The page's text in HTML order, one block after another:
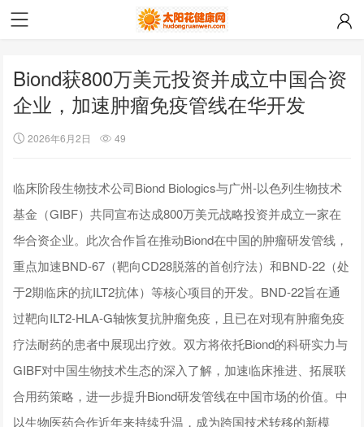
Biond获800万美元投资并成立中国合资
企业，加速肿瘤免疫管线在华开发
2026年6月2日 49
临床阶段生物技术公司Biond Biologics与广州-以色列生物技术
基金（GIBF）共同宣布达成800万美元战略投资并成立一家在
华合资企业。此次合作旨在推动Biond在中国的肿瘤研发管线，
重点加速BND-67（靶向CD28脱落的首创疗法）和BND-22（处
于2期临床的抗ILT2抗体）等核心项目的开发。BND-22旨在通
过靶向ILT2-HLA-G轴恢复抗肿瘤免疫，且已在对现有肿瘤免疫
疗法耐药的患者中展现出疗效。双方将依托Biond的科研实力与
GIBF对中国生物技术生态的深入了解，加速临床推进、拓展联
合用药策略，进一步提升Biond研发管线在中国市场的价值。中
以生物医药合作近年来持续升温，成为跨国技术转移的新模